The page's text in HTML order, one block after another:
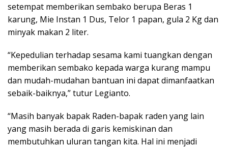
setempat memberikan sembako berupa Beras 1
karung, Mie Instan 1 Dus, Telor 1 papan, gula 2 Kg dan
minyak makan 2 liter.
“Kepedulian terhadap sesama kami tuangkan dengan
memberikan sembako kepada warga kurang mampu
dan mudah-mudahan bantuan ini dapat dimanfaatkan
sebaik-baiknya,” tutur Legianto.
“Masih banyak bapak Raden-bapak raden yang lain
yang masih berada di garis kemiskinan dan
membutuhkan uluran tangan kita. Hal ini menjadi